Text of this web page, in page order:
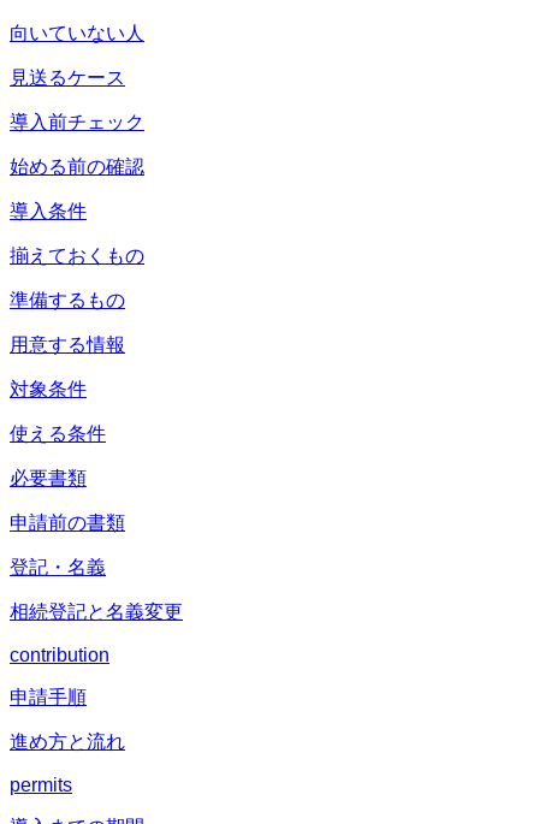
向いていない人
見送るケース
導入前チェック
始める前の確認
導入条件
揃えておくもの
準備するもの
用意する情報
対象条件
使える条件
必要書類
申請前の書類
登記・名義
相続登記と名義変更
contribution
申請手順
進め方と流れ
permits